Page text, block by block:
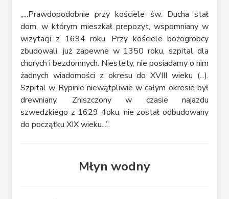
„...Prawdopodobnie przy kościele św. Ducha stał
dom, w którym mieszkał prepozyt, wspomniany w
wizytacji z 1694 roku. Przy kościele bożogrobcy
zbudowali, już zapewne w 1350 roku, szpital dla
chorych i bezdomnych. Niestety, nie posiadamy o nim
żadnych wiadomości z okresu do XVIII wieku (...).
Szpital w Rypinie niewątpliwie w całym okresie był
drewniany. Zniszczony w czasie najazdu
szwedzkiego z 1629 4oku, nie został odbudowany
do początku XIX wieku...”.
Młyn wodny